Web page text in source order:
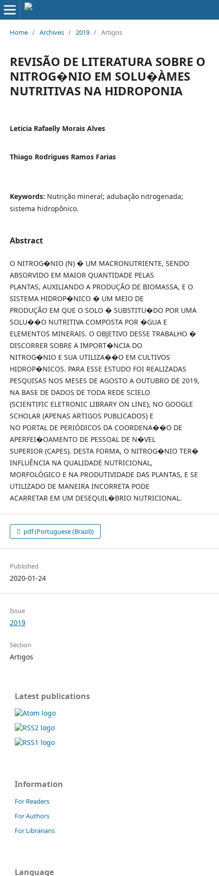
Home / Archives / 2019 / Artigos
REVISÃO DE LITERATURA SOBRE O
NITROG�NIO EM SOLU�ÀΜES
NUTRITIVAS NA HIDROPONIA
Leticia Rafaelly Morais Alves
Thiago Rodrigues Ramos Farias
Keywords: Nutrição mineral; adubação nitrogenada;
sistema hidropônico.
Abstract
O NITROG�NIO (N) � UM MACRONUTRIENTE, SENDO
ABSORVIDO EM MAIOR QUANTIDADE PELAS
PLANTAS, AUXILIANDO A PRODUÇÃO DE BIOMASSA, E O
SISTEMA HIDROP�NICO � UM MEIO DE
PRODUÇÃO EM QUE O SOLO � SUBSTITU�DO POR UMA
SOLU��O NUTRITIVA COMPOSTA POR �GUA E
ELEMENTOS MINERAIS. O OBJETIVO DESSE TRABALHO �
DISCORRER SOBRE A IMPORT�NCIA DO
NITROG�NIO E SUA UTILIZA��O EM CULTIVOS
HIDROP�NICOS. PARA ESSE ESTUDO FOI REALIZADAS
PESQUISAS NOS MESES DE AGOSTO A OUTUBRO DE 2019,
NA BASE DE DADOS DE TODA REDE SCIELO
(SCIENTIFIC ELETRONIC LIBRARY ON LINE), NO GOOGLE
SCHOLAR (APENAS ARTIGOS PUBLICADOS) E
NO PORTAL DE PERIÓDICOS DA COORDENA��O DE
APERFEI�OAMENTO DE PESSOAL DE N�VEL
SUPERIOR (CAPES). DESTA FORMA, O NITROG�NIO TER�
INFLUÊNCIA NA QUALIDADE NUTRICIONAL,
MORFOLÓGICO E NA PRODUTIVIDADE DAS PLANTAS, E SE
UTILIZADO DE MANEIRA INCORRETA PODE
ACARRETAR EM UM DESEQUIL�BRIO NUTRICIONAL.
pdf (Portuguese (Brazil))
Published
2020-01-24
Issue
2019
Section
Artigos
Latest publications
Information
For Readers
For Authors
For Librarians
Language